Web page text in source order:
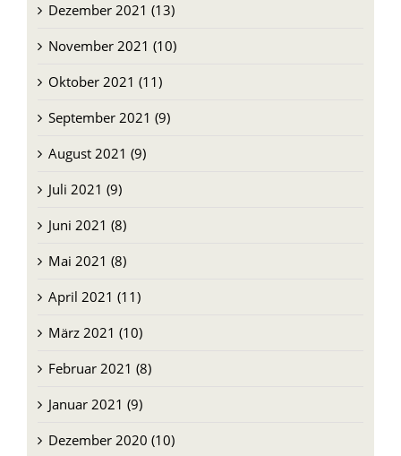
Dezember 2021 (13)
November 2021 (10)
Oktober 2021 (11)
September 2021 (9)
August 2021 (9)
Juli 2021 (9)
Juni 2021 (8)
Mai 2021 (8)
April 2021 (11)
März 2021 (10)
Februar 2021 (8)
Januar 2021 (9)
Dezember 2020 (10)